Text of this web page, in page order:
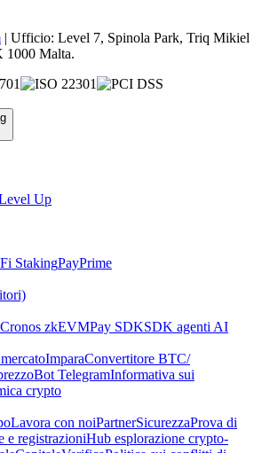
| Ufficio: Level 7, Spinola Park, Triq Mikiel
1000 Malta.
Up
StakingPayPrime
Cronos zkEVMPay SDKSDK agenti AI
ImparaConvertitore BTC/
Bot TelegramInformativa sui
crypto
Lavora con noiPartnerSicurezzaProva di
e registrazioniHub esplorazione crypto-